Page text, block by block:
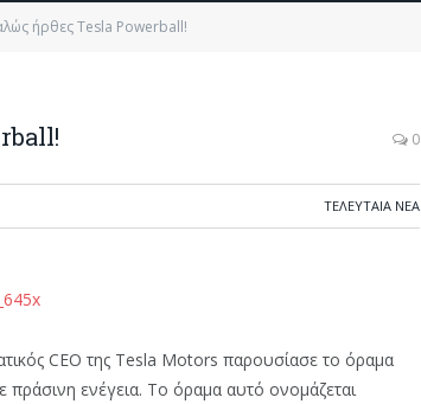
ήρθες Tesla Powerball!
0
ΤΕΛΕΥΤΑΙΑ ΝΕΑ
CEO της Tesla Motors παρουσίασε το όραμα
ενέγεια. Το όραμα αυτό ονομάζεται